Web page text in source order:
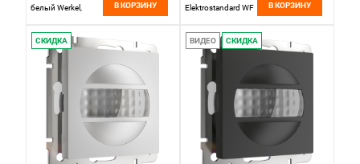
белый Werkel,
В КОРЗИНУ
Elektrostandard WF
В КОРЗИНУ
СКИДКА ВИДЕО СКИДКА